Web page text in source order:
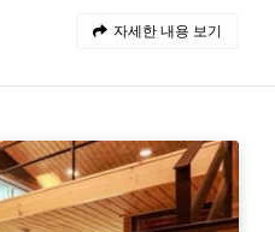
자세한 내용 보기